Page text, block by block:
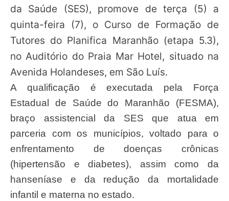
da Saúde (SES), promove de terça (5) a
quinta-feira (7), o Curso de Formação de
Tutores do Planifica Maranhão (etapa 5.3),
no Auditório do Praia Mar Hotel, situado na
Avenida Holandeses, em São Luís.
A qualificação é executada pela Força
Estadual de Saúde do Maranhão (FESMA),
braço assistencial da SES que atua em
parceria com os municípios, voltado para o
enfrentamento de doenças crônicas
(hipertensão e diabetes), assim como da
hanseníase e da redução da mortalidade
infantil e materna no estado.